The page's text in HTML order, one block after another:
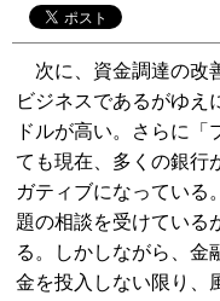
次に、資金調達の改
ビジネスであるがゆえ
ドルが高い。さらに
ても現在、多くの銀行
ガティブになっている
題の相談を受けている
る。しかしながら、金
金を投入しない限り、